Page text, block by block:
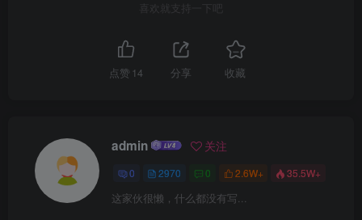
喜欢就支持一下吧
点赞 14 分享 收藏
admin 关注
0 2970 0 2.6W+ 35.5W+
这家伙很懒，什么都没有写...